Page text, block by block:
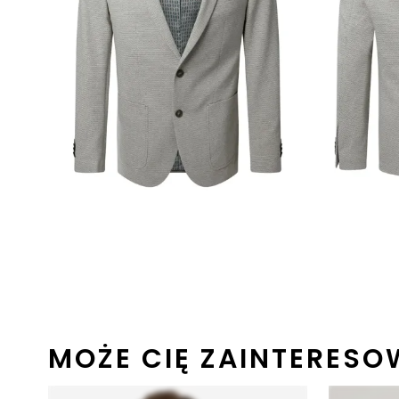
MOŻE CIĘ